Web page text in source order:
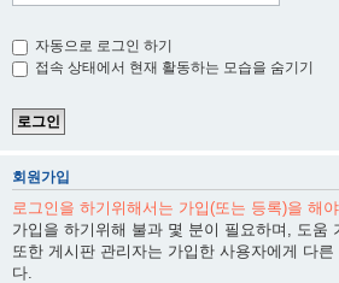
자동으로 로그인 하기
접속 상태에서 현재 활동하는 모습을 숨기기
회원가입
로그인을 하기위해서는 가입(또는 등록)을 해
가입을 하기위해 불과 몇 분이 필요하며, 도움
또한 게시판 관리자는 가입한 사용자에게 다
다.